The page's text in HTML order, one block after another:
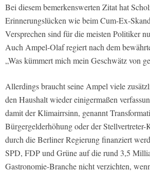
Bei diesem bemerkenswerten Zitat hat
Erinnerungslücken wie beim Cum-Ex-
Versprechen sind für die meisten Politiker
Auch Ampel-Olaf regiert nach dem
„Was kümmert mich mein Geschwätz von
Allerdings braucht seine Ampel viele
den Haushalt wieder einigermaßen
damit der Klimairrsinn, genannt
Bürgergelderhöhung oder der
durch die Berliner Regierung finanziert
SPD, FDP und Grüne auf die rund 3,5
Gastronomie-Branche nicht verzichten,